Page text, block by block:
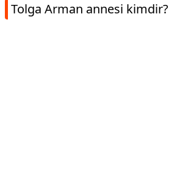
Tolga Arman annesi kimdir?